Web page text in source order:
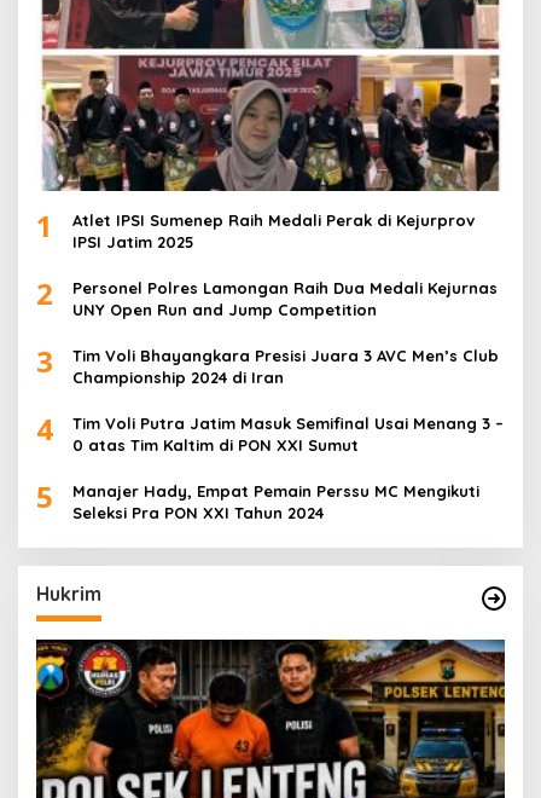
1
Atlet IPSI Sumenep Raih Medali Perak di Kejurprov
IPSI Jatim 2025
2
Personel Polres Lamongan Raih Dua Medali Kejurnas
UNY Open Run and Jump Competition
3
Tim Voli Bhayangkara Presisi Juara 3 AVC Men’s Club
Championship 2024 di Iran
4
Tim Voli Putra Jatim Masuk Semifinal Usai Menang 3 –
0 atas Tim Kaltim di PON XXI Sumut
5
Manajer Hady, Empat Pemain Perssu MC Mengikuti
Seleksi Pra PON XXI Tahun 2024
Hukrim